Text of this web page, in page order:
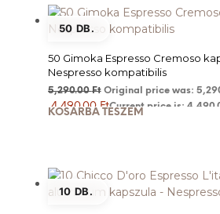
50 DB.
50 Gimoka Espresso Cremoso
Nespresso kompatibilis
5,290.00Ft Original price was:
4,490.00 FtCurrent price is:
KOSÁRBA TESZEM
10 DB.